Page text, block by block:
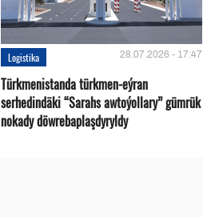
Logistika 28.07.2026 - 17:47
Türkmenistanda türkmen-eýran
serhedindäki “Sarahs awtoýollary” gümrük
nokady döwrebaplaşdyryldy